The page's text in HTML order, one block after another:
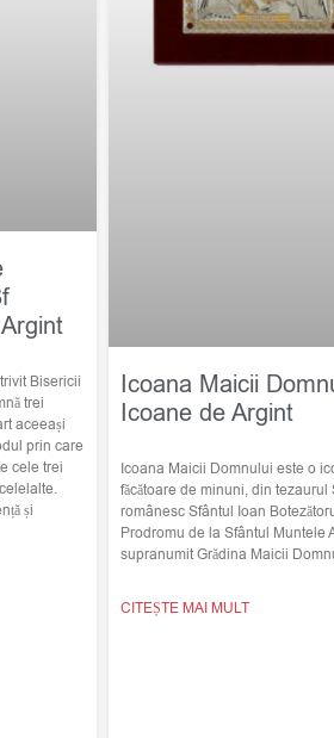
Bisericii
trei
aceeași
prin care
cele trei
și
Icoana Maicii
Icoane de Argint
Icoana Maicii Domnului este o
făcătoare de minuni, din tezaurul
românesc Sfântul Ioan
Prodromu de la Sfântul Muntele
supranumit Grădina Maicii
CITEȘTE MAI MULT